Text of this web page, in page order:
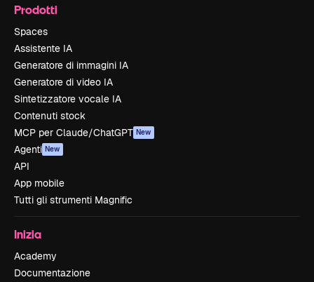
Prodotti
Spaces
Assistente IA
Generatore di immagini IA
Generatore di video IA
Sintetizzatore vocale IA
Contenuti stock
MCP per Claude/ChatGPT New
Agenti New
API
App mobile
Tutti gli strumenti Magnific
Inizia
Academy
Documentazione